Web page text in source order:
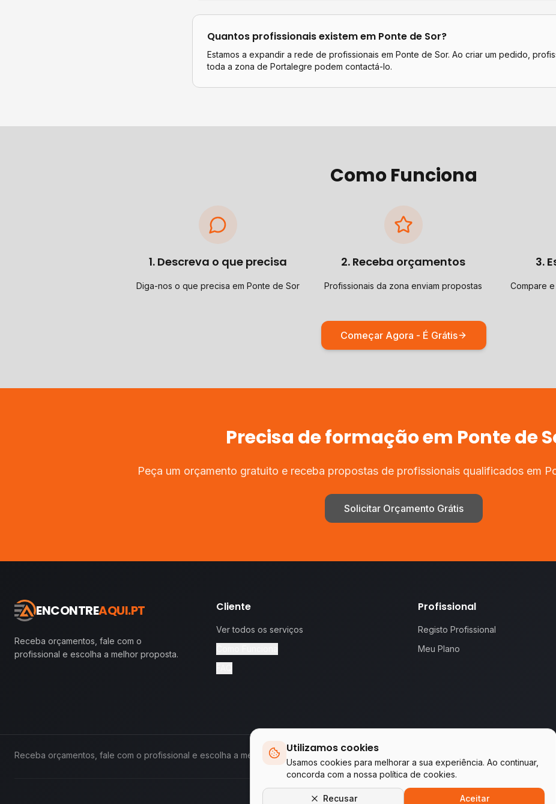
Utilizamos cookies
Usamos cookies para melhorar a sua experiência. Ao continuar,
concorda com a nossa política de cookies.
Recusar Aceitar
Quantos profissionais existem em Ponte de Sor?
Estamos a expandir a rede de profissionais em Ponte de Sor. Ao criar um pedido,
toda a zona de Portalegre podem contactá-lo.
Como Funciona
1. Descreva o que precisa
Diga-nos o que precisa em Ponte de Sor
2. Receba orçamentos
Profissionais da zona enviam propostas
3.
Compare
Começar Agora - É Grátis
Precisa deformaçãoem Ponte de
Peça um orçamento gratuito e receba propostas de profissionais qualificados em
Solicitar Orçamento Grátis
ENCONTREAQUI.PT
Receba orçamentos, fale com o
profissional e escolha a melhor proposta.
Cliente
Ver todos os serviços
Profissional
Registo Profissional
Meu Plano
Receba orçamentos, fale com o profissional e escolha a melhor proposta.
Empresas do grupo WA Tecnologia & Serviços